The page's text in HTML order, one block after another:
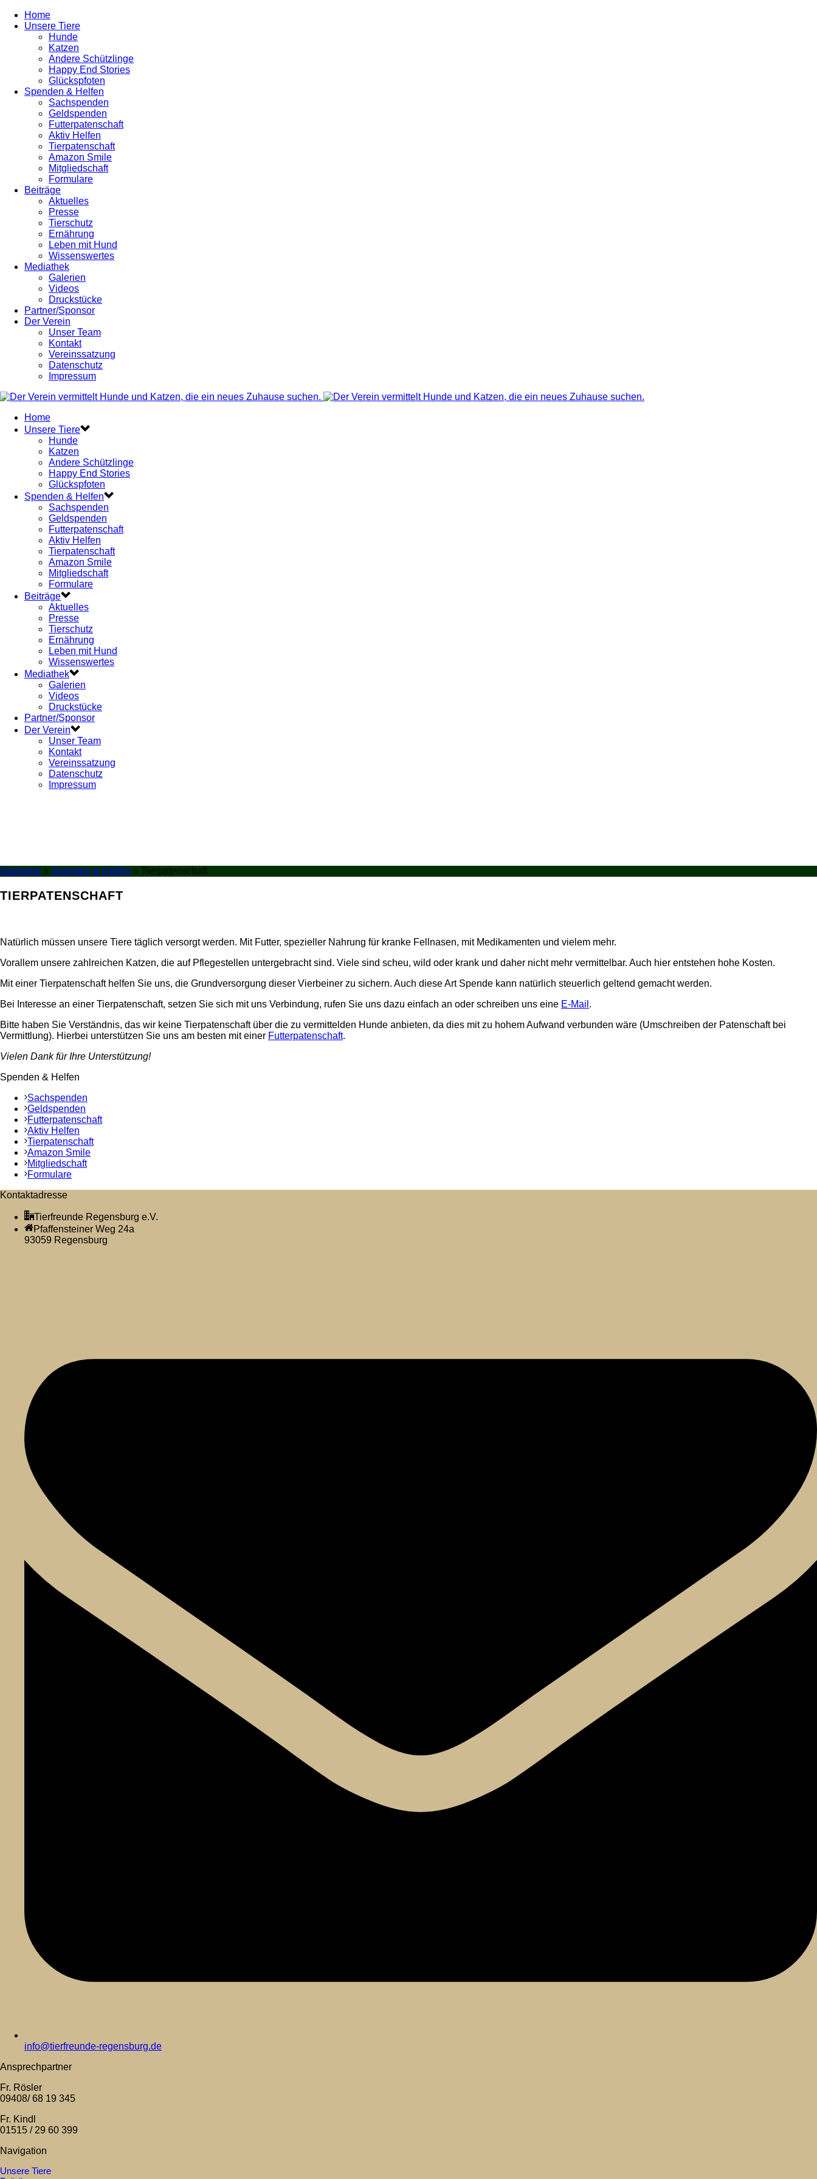
Home
Unsere Tiere
Hunde
Katzen
Andere Schützlinge
Happy End Stories
Glückspfoten
Spenden & Helfen
Sachspenden
Geldspenden
Futterpatenschaft
Aktiv Helfen
Tierpatenschaft
Amazon Smile
Mitgliedschaft
Formulare
Beiträge
Aktuelles
Presse
Tierschutz
Ernährung
Leben mit Hund
Wissenswertes
Mediathek
Galerien
Videos
Druckstücke
Partner/Sponsor
Der Verein
Unser Team
Kontakt
Vereinssatzung
Datenschutz
Impressum
Home
Unsere Tiere
Hunde
Katzen
Andere Schützlinge
Happy End Stories
Glückspfoten
Spenden & Helfen
Sachspenden
Geldspenden
Futterpatenschaft
Aktiv Helfen
Tierpatenschaft
Amazon Smile
Mitgliedschaft
Formulare
Beiträge
Aktuelles
Presse
Tierschutz
Ernährung
Leben mit Hund
Wissenswertes
Mediathek
Galerien
Videos
Druckstücke
Partner/Sponsor
Der Verein
Unser Team
Kontakt
Vereinssatzung
Datenschutz
Impressum
Startseite » Spenden & Helfen » Tierpatenschaft
TIERPATENSCHAFT
Natürlich müssen unsere Tiere täglich versorgt werden. Mit Futter, spezieller Nahrung für kranke Fellnasen, mit Medikamenten und vielem mehr.
Vorallem unsere zahlreichen Katzen, die auf Pflegestellen untergebracht sind. Viele sind scheu, wild oder krank und daher nicht mehr vermittelbar. Auch hier entstehen hohe Kosten.
Mit einer Tierpatenschaft helfen Sie uns, die Grundversorgung dieser Vierbeiner zu sichern. Auch diese Art Spende kann natürlich steuerlich geltend gemacht werden.
Bei Interesse an einer Tierpatenschaft, setzen Sie sich mit uns Verbindung, rufen Sie uns dazu einfach an oder schreiben uns eine E-Mail .
Bitte haben Sie Verständnis, das wir keine Tierpatenschaft über die zu vermittelden Hunde anbieten, da dies mit zu hohem Aufwand verbunden wäre (Umschreiben der Patenschaft bei
Vermittlung). Hierbei unterstützen Sie uns am besten mit einer Futterpatenschaft.
Vielen Dank für Ihre Unterstützung!
Spenden & Helfen
Sachspenden
Geldspenden
Futterpatenschaft
Aktiv Helfen
Tierpatenschaft
Amazon Smile
Mitgliedschaft
Formulare
Kontaktadresse
Tierfreunde Regensburg e.V.
Pfaffensteiner Weg 24a
93059 Regensburg
info@tierfreunde-regensburg.de
Ansprechpartner
Fr. Rösler
09408/ 68 19 345
Fr. Kindl
01515 / 29 60 399
Navigation
Unsere Tiere